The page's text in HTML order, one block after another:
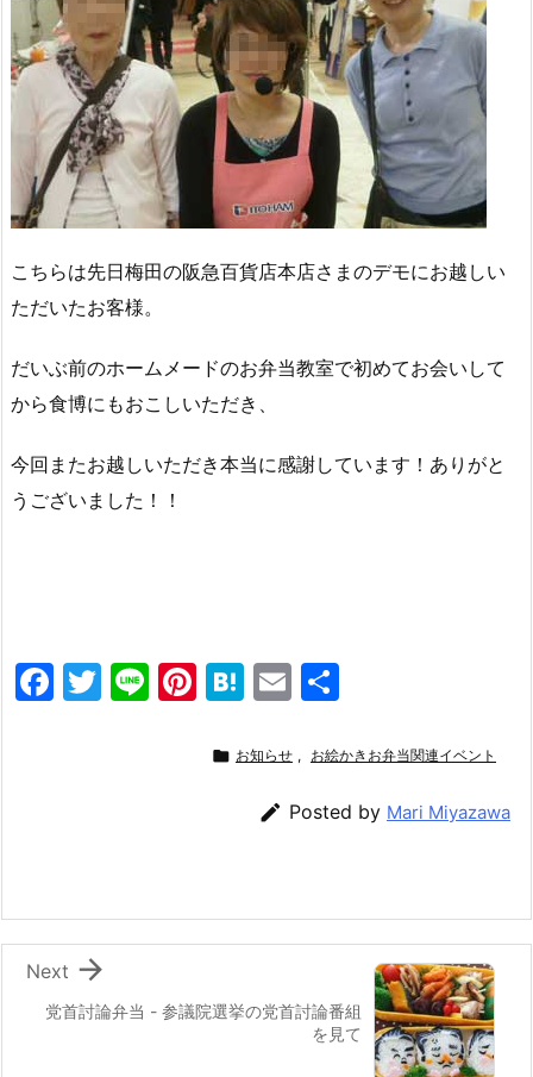
こちらは先日梅田の阪急百貨店本店さまのデモにお越しい
ただいたお客様。
だいぶ前のホームメードのお弁当教室で初めてお会いして
から食博にもおこしいただき、
今回またお越しいただき本当に感謝しています！ありがと
うございました！！
F
o
k
T
Li Pi
er
H
e
a
E
ai
l
 お知らせ , お絵かきお弁当関連イベント
 Posted by Mari Miyazawa
党首討論弁当 - 参議院選挙の党首討論番組
を見て

Next